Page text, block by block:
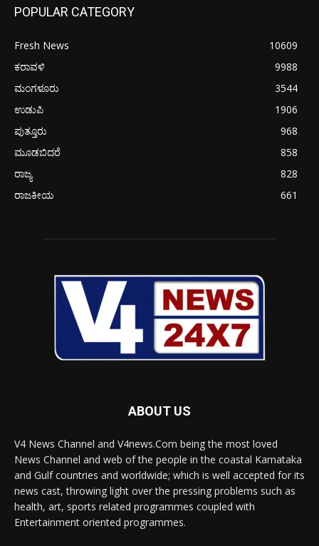
POPULAR CATEGORY
Fresh News
10609
ಕರಾವಳಿ
9988
ಮಂಗಳೂರು
3544
ಉಡುಪಿ
1906
ಪುತ್ತೂರು
968
ಮೂಡಬಿದರೆ
858
ರಾಜ್ಯ
828
ರಾಜಕೀಯ
661
ABOUT US
V4 News Channel and V4news.Com being the most loved
News Channel and web of the people in the coastal Karnataka
and Gulf countries and worldwide; which is well accepted for its
news cast, throwing light over the pressing problems such as
health, art, sports related programmes coupled with
Entertainment oriented programmes.